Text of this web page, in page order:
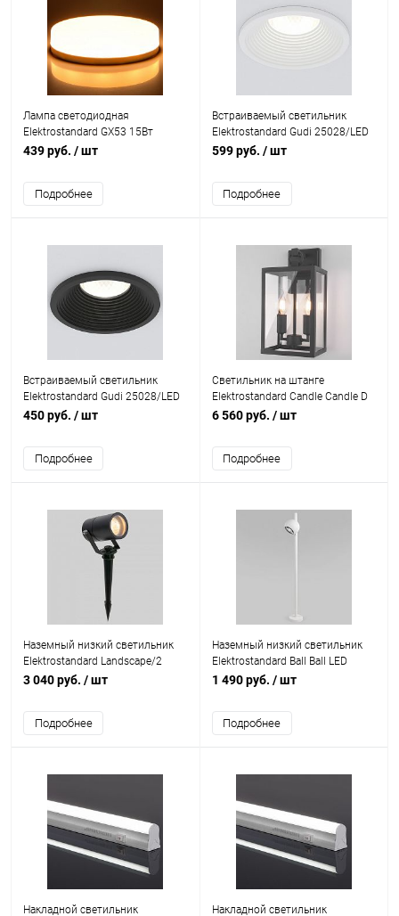
Лампа светодиодная
Elektrostandard GX53 15Вт
3300K GX53 LED PC 15W 3300K
439 руб. / шт
Подробнее
Встраиваемый светильник
Elektrostandard Gudi 25028/LED
7W 4200K WH белый
599 руб. / шт
Подробнее
Встраиваемый светильник
Elektrostandard Gudi 25028/LED
7W 4200K BK черный
450 руб. / шт
Подробнее
Светильник на штанге
Elektrostandard Candle Candle D
(35150/D) темно-серый
6 560 руб. / шт
Подробнее
Наземный низкий светильник
Elektrostandard Landscape/2
Landscape черный (35146/S)
3 040 руб. / шт
Подробнее
Наземный низкий светильник
Elektrostandard Ball Ball LED
белый (35143/F)
1 490 руб. / шт
Подробнее
Накладной светильник Накладной светильник